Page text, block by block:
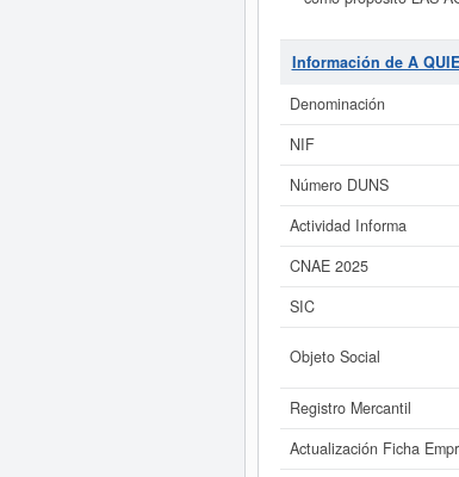
DEL ESTADO. Su
última consulta de esta
puede aspirar, en
Si está interesado en
A QUIEN VENDO LA
Información de A
Denominación
NIF
Número DUNS
Actividad Informa
CNAE 2025
SIC
Objeto Social
Registro Mercantil
Actualización Ficha